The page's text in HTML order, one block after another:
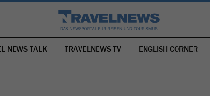
NAVIGATION
ÜBERSPRINGEN
NEWS TALK TRAVELNEWS TV ENGLISH CORNER